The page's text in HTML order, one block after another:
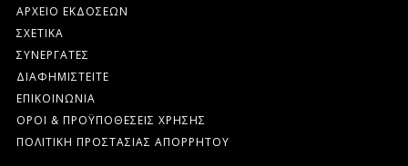
ΑΡΧΕΙΟ ΕΚΔΟΣΕΩΝ
ΣΧΕΤΙΚΑ
ΣΥΝΕΡΓΑΤΕΣ
ΔΙΑΦΗΜΙΣΤΕΙΤΕ
ΕΠΙΚΟΙΝΩΝΙΑ
ΟΡΟΙ & ΠΡΟΫΠΟΘΕΣΕΙΣ ΧΡΗΣΗΣ
ΠΟΛΙΤΙΚΗ ΠΡΟΣΤΑΣΙΑΣ ΑΠΟΡΡΗΤΟΥ